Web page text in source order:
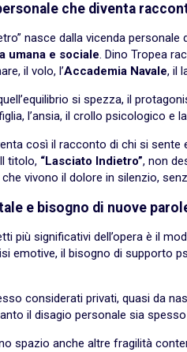
che diventa
nasce dalla vicenda
umana e sociale. Dino Tropea
il volo, l’Accademia Navale, il
si spezza, il
l’ansia, il crollo psicologico e
così il racconto di chi si
titolo, “Lasciato Indietro”, non
vivono il dolore in silenzio,
e bisogno di nuove
più significativi dell’opera è il
emotive, il bisogno di supporto
considerati privati, quasi da
il disagio personale sia
spazio anche altre fragilità